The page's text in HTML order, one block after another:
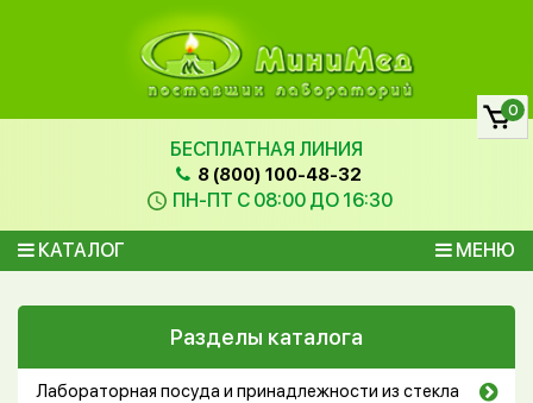
БЕСПЛАТНАЯ ЛИНИЯ
8 (800) 100-48-32
ПН-ПТ С 08:00 ДО 16:30
КАТАЛОГ МЕНЮ
0
Разделы каталога
Лабораторная посуда и принадлежности из стекла